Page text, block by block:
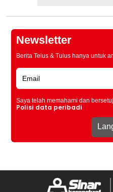
Newsletter
Berita Telus & Tulus hanya untuk
Saya telah memahami dan
Polisi data peribadi